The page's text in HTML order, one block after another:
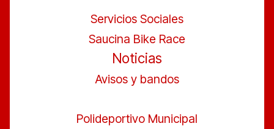
Servicios Sociales
Saucina Bike Race
Noticias
Avisos y bandos
Polideportivo Municipal